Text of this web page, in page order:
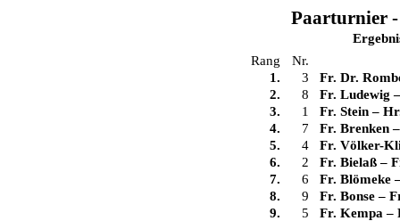
Paarturnier
Rang
Nr.
1.
3
Fr. Dr.
2.
8 Fr. Ludewig
3.
1 Fr. Stein–
4.
7 Fr. Brenken
5.
4
Fr. Völker-
6.
2 Fr. Bielaß–
7.
6 Fr. Blömeke
8.
9 Fr. Bonse–
9.
5 Fr. Kempa –